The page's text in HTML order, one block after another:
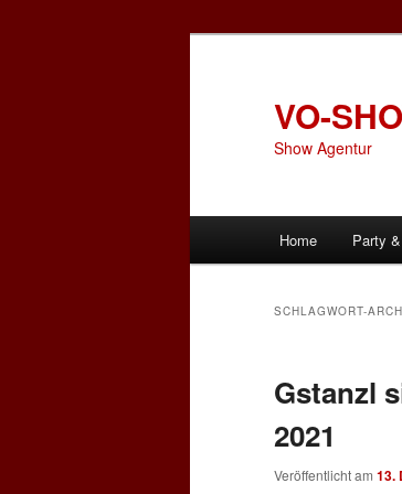
VO-
Show Agentur
Home Party
SCHLAGWORT-
Gstanzl
2021
Veröffentlicht am 13.